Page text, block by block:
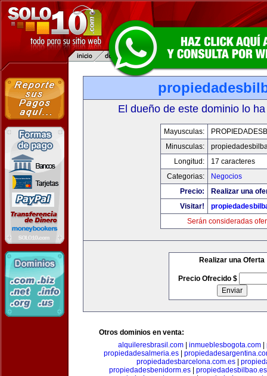
El dueño de este dominio lo
Mayusculas:
Minusculas:
Longitud:
17 caracteres
Categorias:
Negocios
Precio:
Realizar una
Visitar!
Serán consideradas
Realizar una Oferta
Precio Ofrecido $
Otros dominios en venta:
alquileresbrasil.com| inmueblesbogota.com|
propiedadesalmeria.es
propiedadesbarcelona.com.es|
propiedadesbenidorm.es
propiedadesbilbao.es